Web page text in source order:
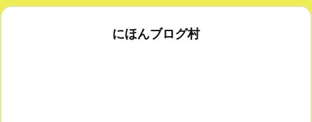
にほんブログ村